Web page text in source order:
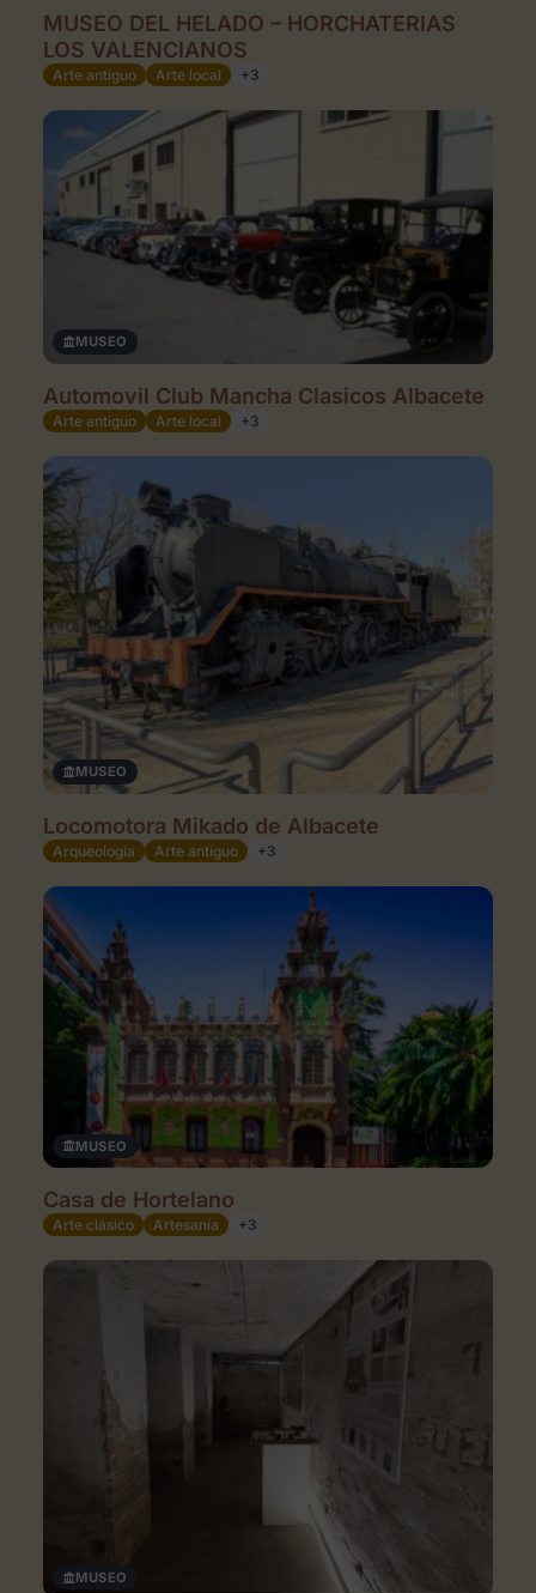
MUSEO DEL HELADO – HORCHATERIAS
LOS VALENCIANOS
Arte antiguo Arte local +3
MUSEO
Automovil Club Mancha Clasicos Albacete
Arte antiguo Arte local +3
MUSEO
Locomotora Mikado de Albacete
Arqueología Arte antiguo +3
MUSEO
Casa de Hortelano
Arte clásico Artesanía +3
MUSEO